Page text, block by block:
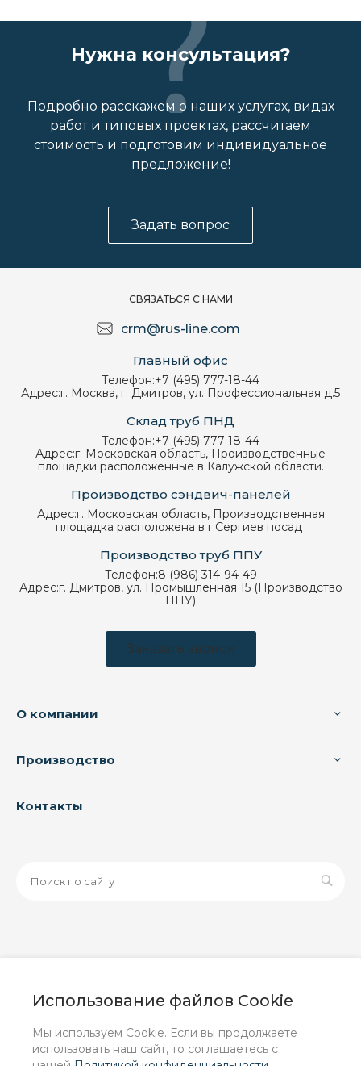
Использование файлов Cookie
Мы используем Cookie. Если вы продолжаете
использовать наш сайт, то соглашаетесь с
Нужна консультация?
Подробно расскажем о наших услугах, видах
работ и типовых проектах, рассчитаем
стоимость и подготовим индивидуальное
предложение!
Задать вопрос
СВЯЗАТЬСЯ С НАМИ
crm@rus-line.com
Главный офис
Телефон:+7 (495) 777-18-44
Адрес:г. Москва, г. Дмитров, ул. Профессиональная д.5
Склад труб ПНД
Телефон:+7 (495) 777-18-44
Адрес:г. Московская область, Производственные
площадки расположенные в Калужской области.
Производство сэндвич-панелей
Адрес:г. Московская область, Производственная
площадка расположена в г.Сергиев посад
Производство труб ППУ
Телефон:8 (986) 314-94-49
Адрес:г. Дмитров, ул. Промышленная 15 (Производство
ППУ)
Заказать звонок
О компании
Производство
Контакты
информационный характер и ни при каких условиях не
положениями Статьи 437 (2) ГК РФ.